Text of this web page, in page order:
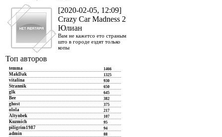
[2020-02-05, 12:09]
Crazy Car Madness 2
Юлиан
Вам не кажетсо ето страным
што в городе ездят только
копы
Топ авторов
temma 1466
MakDak 1325
vitalina 930
Strannik 650
glk 645
Bee 382
ghost 375
olola 217
Altynbek 107
Kuzmich 95
piligrim1987 94
admin 88